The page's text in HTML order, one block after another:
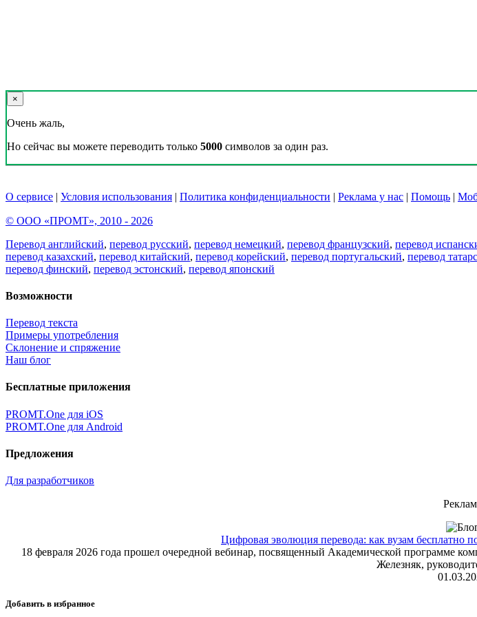
×
Очень жаль,
Но сейчас вы можете переводить только 5000 символов за один раз.
О сервисе | Условия использования | Политика конфиденциальности | Реклама у нас | Помощь |
© ООО «ПРОМТ», 2010 - 2026
Перевод английский, перевод русский, перевод немецкий, перевод французский, перевод
перевод казахский, перевод китайский, перевод корейский, перевод португальский, перевод
перевод финский, перевод эстонский, перевод японский
Возможности
Перевод текста
Примеры употребления
Склонение и спряжение
Наш блог
Бесплатные приложения
PROMT.One для iOS
PROMT.One для Android
Предложения
Для разработчиков
Цифровая эволюция перевода: как вузам бесплатно
18 февраля 2026 года прошел очередной вебинар, посвященный Академической программе
Железняк,
Добавить в избранное